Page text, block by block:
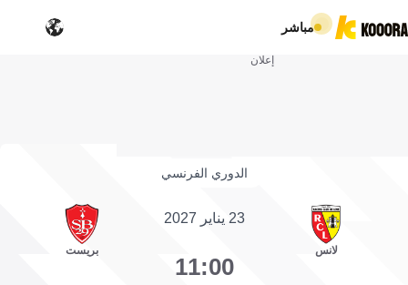
مباشر
إعلان
الدوري الفرنسي
لانس
23 يناير 2027
11:00
بريست